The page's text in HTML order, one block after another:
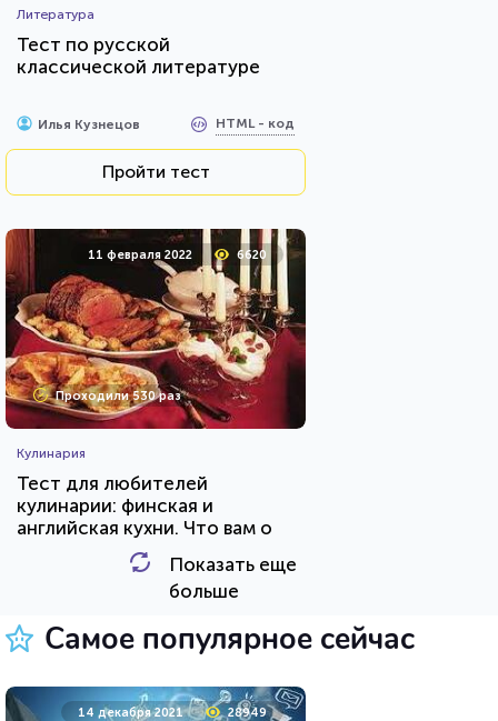
Литература
Тест по русской
классической литературе
Илья Кузнецов HTML - код
Пройти тест
11 февраля 2022 6620
Проходили 530 раз
Кулинария
Тест для любителей
кулинарии: финская и
английская кухни. Что вам о
них известно?
AlexYasnovidov HTML - код
23 марта 2021 219784
Показать еще
больше
Самое популярное сейчас
14 декабря 2021 28949